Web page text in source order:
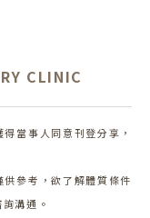
CLINIC
當事人同意刊登分享，
參考，欲了解體質條件
溝通。